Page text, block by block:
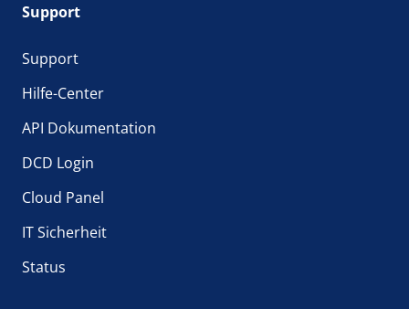
Support
Support
Hilfe-Center
API Dokumentation
DCD Login
Cloud Panel
IT Sicherheit
Status